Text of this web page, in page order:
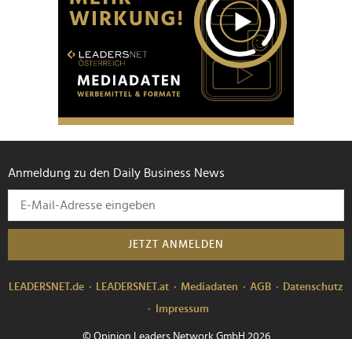
Anmeldung zu den Daily Business News
JETZT ANMELDEN
LEADERSNET.de LEADERSNET.at Mediadaten AGB
Datenschutz
Impressum